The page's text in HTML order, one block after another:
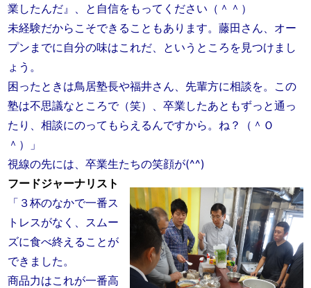
業したんだ』、と自信をもってください（＾＾）
未経験だからこそできることもあります。藤田さん、オー
プンまでに自分の味はこれだ、というところを見つけまし
ょう。
困ったときは鳥居塾長や福井さん、先輩方に相談を。この
塾は不思議なところで（笑）、卒業したあともずっと通っ
たり、相談にのってもらえるんですから。ね？（＾Ｏ
＾）」
視線の先には、卒業生たちの笑顔が(^^)
フードジャーナリスト
「３杯のなかで一番ス
トレスがなく、スムー
ズに食べ終えることが
できました。
商品力はこれが一番高